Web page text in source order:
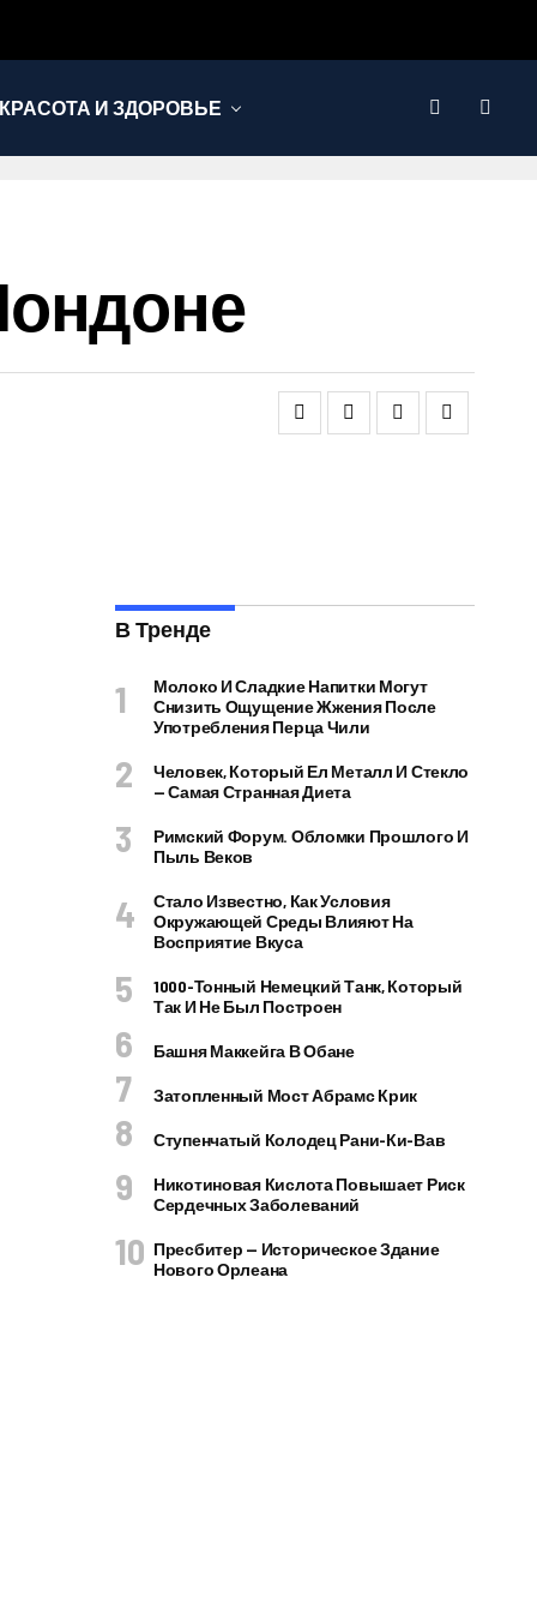
КРАСОТА И ЗДОРОВЬЕ
В Тренде
Молоко И Сладкие Напитки Могут
Снизить Ощущение Жжения После
Употребления Перца Чили
Человек, Который Ел Металл И Стекло
— Самая Странная Диета
Римский Форум. Обломки Прошлого И
Пыль Веков
Стало Известно, Как Условия
Окружающей Среды Влияют На
Восприятие Вкуса
1000-Тонный Немецкий Танк, Который
Так И Не Был Построен
Башня Маккейга В Обане
Затопленный Мост Абрамс Крик
Ступенчатый Колодец Рани-Ки-Вав
Никотиновая Кислота Повышает Риск
Сердечных Заболеваний
Пресбитер — Историческое Здание
Нового Орлеана